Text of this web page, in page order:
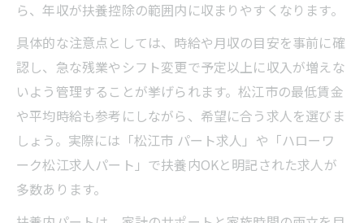
ら、年収が扶養控除の範囲内に収まりやすくなります。
具体的な注意点としては、時給や月収の目安を事前に確
認し、急な残業やシフト変更で予定以上に収入が増えな
いよう管理することが挙げられます。松江市の最低賃金
や平均時給も参考にしながら、希望に合う求人を選びま
しょう。実際には「松江市 パート求人」や「ハローワ
ーク松江求人パート」で扶養内OKと明記された求人が
多数あります。